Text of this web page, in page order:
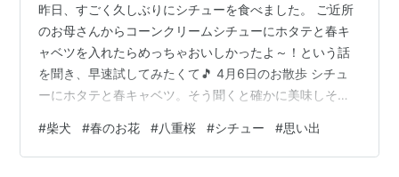
昨日、すごく久しぶりにシチューを食べました。 ご近所
のお母さんからコーンクリームシチューにホタテと春キ
ャベツを入れたらめっちゃおいしかったよ～！という話
を聞き、早速試してみたくて🎵 4月6日のお散歩 シチュ
ーにホタテと春キャベツ。そう聞くと確かに美味しそ
💦 定番の具材、じゃがいも・人参・玉ねぎ（今回は新玉
ねぎ）にホタテと春キャベツをプラスして作りました
#柴犬 #春のお花 #八重桜 #シチュー #思い出